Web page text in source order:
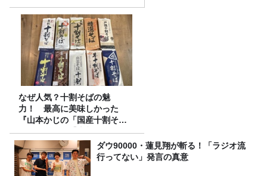
アル
なぜ人気？十割そばの魅
力！ 最高に美味しかった
『山本かじの「国産十割そ
ば」』とは？【十割そば10種
食べ比べ】
ダウ90000・蓮見翔が斬る！「ラジオ流
行ってない」発言の真意